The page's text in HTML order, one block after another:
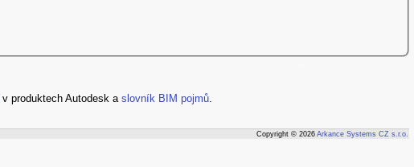
v produktech Autodesk a slovník BIM pojmů
Copyright © 2026 Arkance Systems CZ s.r.o.